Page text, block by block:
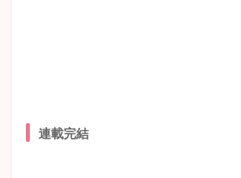
連載完結